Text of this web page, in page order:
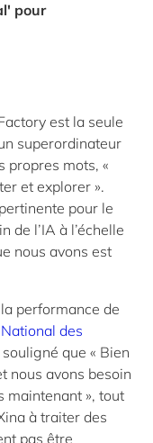
pour
est la seule
superordinateur
propres mots, «
et explorer ».
pour le
de l’IA à l’échelle
nous avons est
performance de
des
que « Bien
nous avons besoin
maintenant », tout
à traiter des
pas être